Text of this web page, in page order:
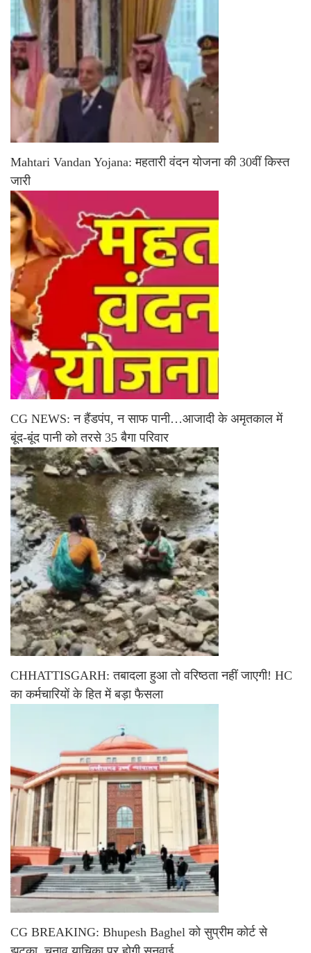
Mahtari Vandan Yojana: महतारी वंदन योजना की 30वीं किस्त
जारी
CG NEWS: न हैंडपंप, न साफ पानी…आजादी के अमृतकाल में
बूंद-बूंद पानी को तरसे 35 बैगा परिवार
CHHATTISGARH: तबादला हुआ तो वरिष्ठता नहीं जाएगी! HC
का कर्मचारियों के हित में बड़ा फैसला
CG BREAKING: Bhupesh Baghel को सुप्रीम कोर्ट से